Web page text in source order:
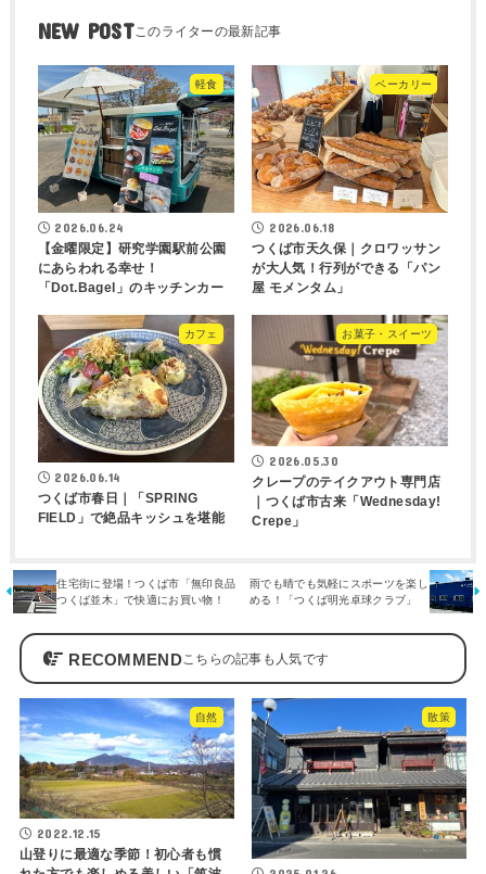
NEW POST
軽食
2026.06.24
【金曜限定】研究学園駅前公園
にあらわれる幸せ！
「Dot.Bagel」のキッチンカー
ベーカリー
2026.06.18
つくば市天久保｜クロワッサン
が大人気！行列ができる「パン
屋 モメンタム」
カフェ
2026.06.14
つくば市春日｜「SPRING
FIELD」で絶品キッシュを堪能
お菓子・スイーツ
2026.05.30
クレープのテイクアウト専門店
｜つくば市古来「Wednesday!
Crepe」
住宅街に登場！つくば市「無印良品
つくば並木」で快適にお買い物！
雨でも晴でも気軽にスポーツを楽し
める！「つくば明光卓球クラブ」
RECOMMEND
自然
2022.12.15
山登りに最適な季節！初心者も慣
散策